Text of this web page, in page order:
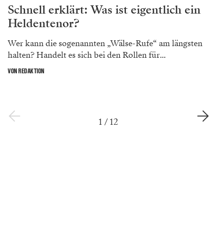
Schnell erklärt: Was ist eigentlich ein
Heldentenor?
Wer kann die sogenannten „Wälse-Rufe“ am längsten
halten? Handelt es sich bei den Rollen für...
VON REDAKTION
1 /12